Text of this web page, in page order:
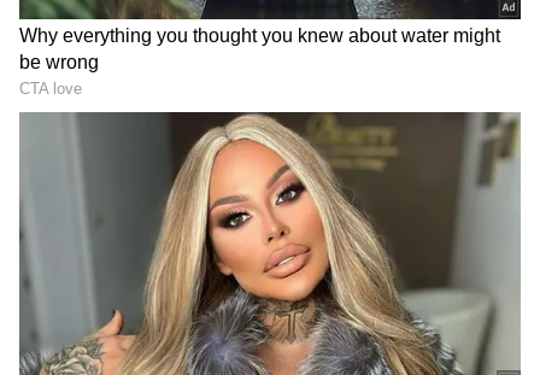
நிறுவனத்தில் 10 மற்றும் 12 ஆம் வகுப்பு
படித்திருக்க வேண்டும்.
விண்ணப்பதாரகளின் வயது 18 - 25க்குள்
இருக்க வேண்டும். இடஒதுக்கீட்டின் படி
வயது வரம்பில் இருந்து தளர்வுகள்
அளிக்கப்பட்டுள்ளன. எஸ்.சி/எஸ்.டி
பிரிவினருக்கு 5 ஆண்டுகள் மற்றும் ஓபிசி